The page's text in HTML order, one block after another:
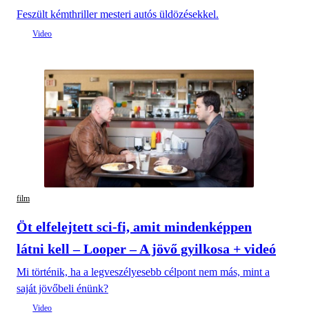
Feszült kémthriller mesteri autós üldözésekkel.
film
Öt elfelejtett sci-fi, amit mindenképpen
látni kell – Looper – A jövő gyilkosa + videó
Mi történik, ha a legveszélyesebb célpont nem más, mint a
saját jövőbeli énünk?